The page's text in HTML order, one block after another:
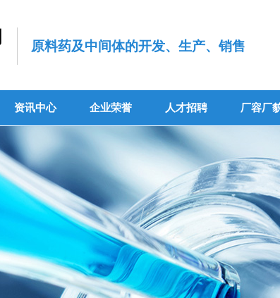
原料药及中间体的开发、生产、销售
资讯中心 企业荣誉 人才招聘 厂容厂